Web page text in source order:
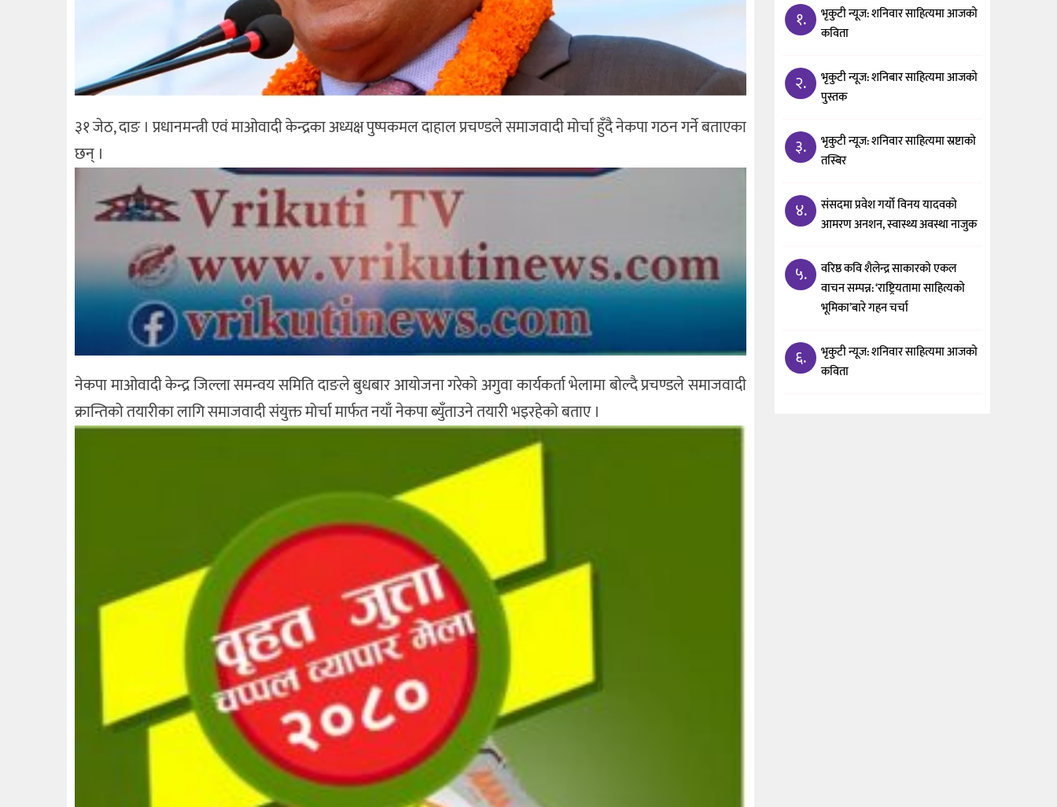
३१ जेठ, दाङ । प्रधानमन्त्री एवं माओवादी केन्द्रका अध्यक्ष पुष्पकमल दाहाल प्रचण्डले समाजवादी मोर्चा हुँदै नेकपा गठन गर्ने बताएका
छन् ।
नेकपा माओवादी केन्द्र जिल्ला समन्वय समिति दाङले बुधबार आयोजना गरेको अगुवा कार्यकर्ता भेलामा बोल्दै प्रचण्डले समाजवादी
क्रान्तिको तयारीका लागि समाजवादी संयुक्त मोर्चा मार्फत नयाँ नेकपा ब्युँताउने तयारी भइरहेको बताए ।
१.
भृकुटी न्यूज: शनिवार साहित्यमा आजको
कविता
२.
भृकुटी न्यूज: शनिबार साहित्यमा आजको
पुस्तक
३.
भृकुटी न्यूज: शनिवार साहित्यमा स्रष्टाको
तस्बिर
४.
संसदमा प्रवेश गर्यो विनय यादवको
आमरण अनशन, स्वास्थ्य अवस्था नाजुक
५.
वरिष्ठ कवि शैलेन्द्र साकारको एकल
वाचन सम्पन्न: ‘राष्ट्रियतामा साहित्यको
भूमिका’बारे गहन चर्चा
६.
भृकुटी न्यूज: शनिवार साहित्यमा आजको
कविता